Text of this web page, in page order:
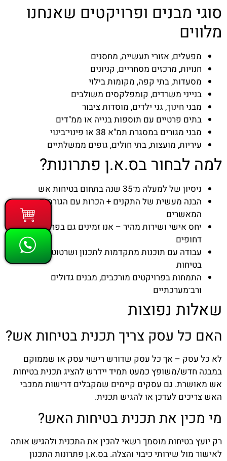
סוגי מבנים ופרויקטים שאנחנו
מלווים
מפעלים, אזורי תעשייה, מחסנים
חנויות, מרכזים מסחריים, קניונים
מסעדות, בתי קפה, מקומות בילוי
בנייני משרדים, קומפלקסים משולבים
מבני חינוך, גני ילדים, מוסדות ציבור
בתים פרטיים עם תוספות בנייה או ממ"דים
מבני מגורים במסגרת תמ"א 38 או פינוי־בינוי
עיריות, מועצות, בתי חולים, גופים ממשלתיים
למה לבחור בס.א.ן פתרונות?
ניסיון של למעלה מ־35 שנה בתחום בטיחות אש
הבנה מעשית של התקנים + הכרות עם הגורמים
המאשרים
יחס אישי ושירות מהיר – אנו זמינים גם בפרויקטים
דחופים
עבודה עם תוכנות מתקדמות לתכנון ושרטוט תכניות
בטיחות
התמחות בפרויקטים מורכבים, מבנים גדולים
ורב־מערכתיים
שאלות נפוצות
האם כל עסק צריך תכנית בטיחות אש?
לא כל עסק – אך כל עסק שדורש רישוי עסק או שממוקם
במבנה חדש/משופץ כמעט תמיד יידרש להציג תכנית בטיחות
אש מאושרת. גם עסקים קיימים שמקבלים דרישות ממכבי
האש צריכים לעדכן או להגיש תכנית.
מי מכין את תכנית בטיחות האש?
רק יועץ בטיחות מוסמך רשאי להכין את התכנית ולהגיש אותה
לאישור מול שירותי כיבוי והצלה. בס.א.ן פתרונות התכנון